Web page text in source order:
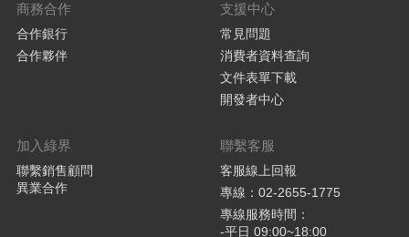
商務合作
合作銀行
合作夥伴
支援中心
常見問題
消費者資料查詢
文件表單下載
開發者中心
加入綠界
聯繫銷售顧問
異業合作
聯繫客服
客服線上回報
專線：02-2655-1775
專線服務時間：
-平日 09:00~18:00